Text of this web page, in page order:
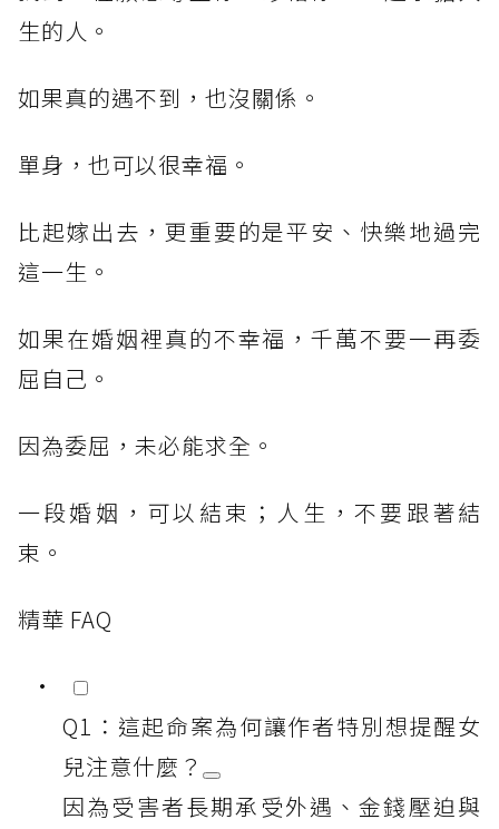
生的人。
如果真的遇不到，也沒關係。
單身，也可以很幸福。
比起嫁出去，更重要的是平安、快樂地過完
這一生。
如果在婚姻裡真的不幸福，千萬不要一再委
屈自己。
因為委屈，未必能求全。
一段婚姻，可以結束；人生，不要跟著結
束。
精華 FAQ
Q1：這起命案為何讓作者特別想提醒女
兒注意什麼？
因為受害者長期承受外遇、金錢壓迫與